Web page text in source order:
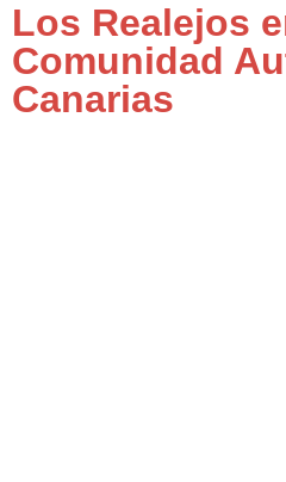
Los Realejos
Comunidad
Canarias